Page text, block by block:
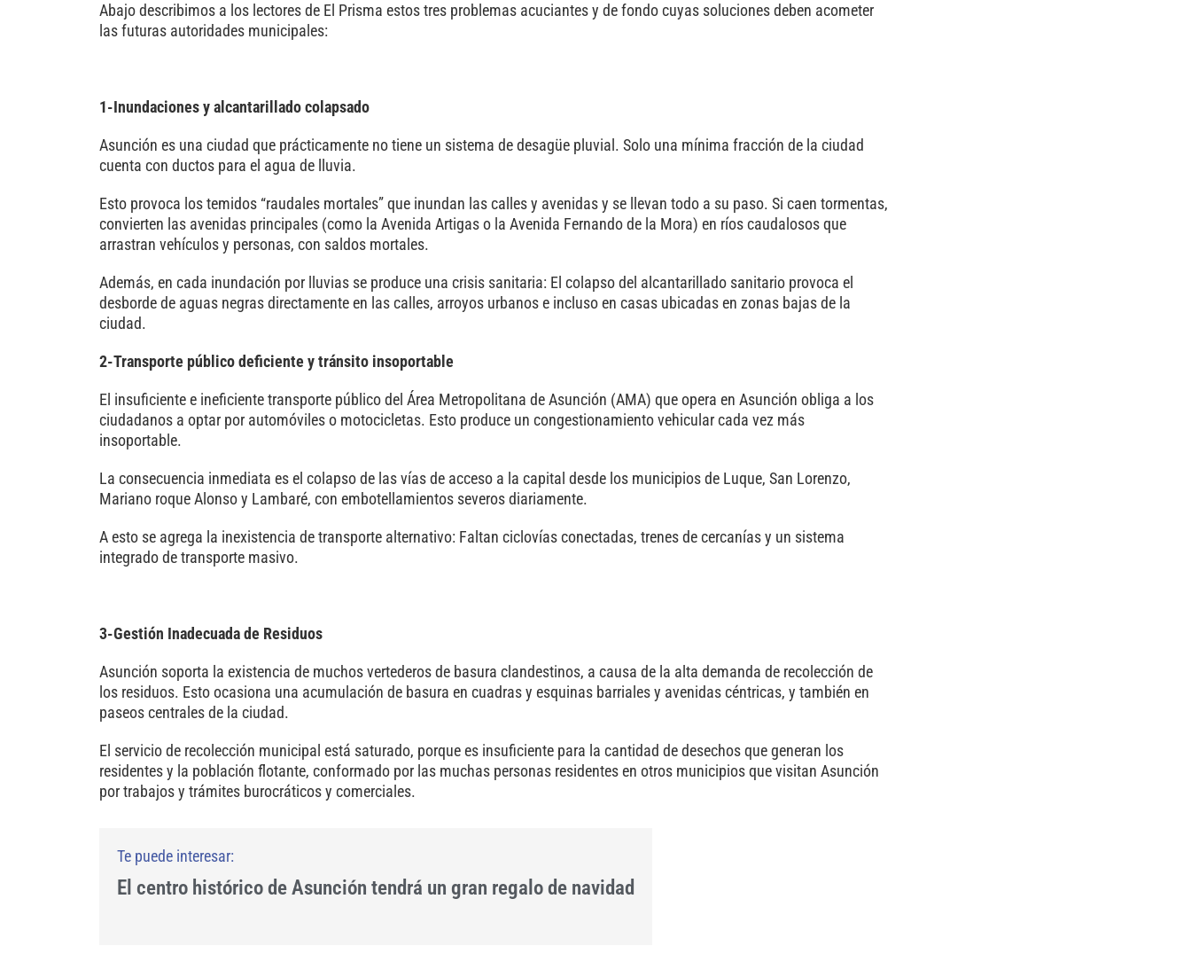
Abajo describimos a los lectores de El Prisma estos tres problemas acuciantes y de fondo cuyas soluciones deben acometer
las futuras autoridades municipales:
1-Inundaciones y alcantarillado colapsado
Asunción es una ciudad que prácticamente no tiene un sistema de desagüe pluvial. Solo una mínima fracción de la ciudad
cuenta con ductos para el agua de lluvia.
Esto provoca los temidos “raudales mortales” que inundan las calles y avenidas y se llevan todo a su paso. Si caen tormentas,
convierten las avenidas principales (como la Avenida Artigas o la Avenida Fernando de la Mora) en ríos caudalosos que
arrastran vehículos y personas, con saldos mortales.
Además, en cada inundación por lluvias se produce una crisis sanitaria: El colapso del alcantarillado sanitario provoca el
desborde de aguas negras directamente en las calles, arroyos urbanos e incluso en casas ubicadas en zonas bajas de la
ciudad.
2-Transporte público deficiente y tránsito insoportable
El insuficiente e ineficiente transporte público del Área Metropolitana de Asunción (AMA) que opera en Asunción obliga a los
ciudadanos a optar por automóviles o motocicletas. Esto produce un congestionamiento vehicular cada vez más
insoportable.
La consecuencia inmediata es el colapso de las vías de acceso a la capital desde los municipios de Luque, San Lorenzo,
Mariano roque Alonso y Lambaré, con embotellamientos severos diariamente.
A esto se agrega la inexistencia de transporte alternativo: Faltan ciclovías conectadas, trenes de cercanías y un sistema
integrado de transporte masivo.
3-Gestión Inadecuada de Residuos
Asunción soporta la existencia de muchos vertederos de basura clandestinos, a causa de la alta demanda de recolección de
los residuos. Esto ocasiona una acumulación de basura en cuadras y esquinas barriales y avenidas céntricas, y también en
paseos centrales de la ciudad.
El servicio de recolección municipal está saturado, porque es insuficiente para la cantidad de desechos que generan los
residentes y la población flotante, conformado por las muchas personas residentes en otros municipios que visitan Asunción
por trabajos y trámites burocráticos y comerciales.
El centro histórico de Asunción tendrá un gran regalo de navidad